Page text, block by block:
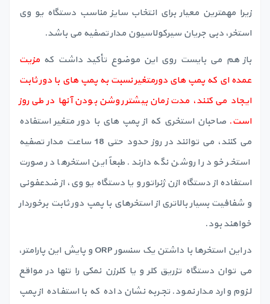
زیرا مهمترین معیار برای انتخاب سایز مناسب دستگاه یو وی
استخر، دبی جریان سیرکولاسیون مدار تصفیه می باشد.
باز هم می بایست روی این موضوع تأکید داشت که مزیت
عمده ای که پمپ های دورمتغیر نسبت به پمپ های با دور ثابت
ایجاد می کنند، مدت زمان بیشتر روشن بودن آنها در طی روز
است. صاحبان استخری که از پمپ های با دور متغیر استفاده
می کنند، می توانند در روز حدود حتی 18 ساعت مدار تصفیه
استخر خود را روشن نگه دارند. طبعاً این استخرها در صورت
استفاده از دستگاه ازن ژنراتور و یا دستگاه یو وی، از ضدعفونی
و شفافیت بسیار بالاتری از استخرهای با پمپ دور ثابت برخوردار
خواهند بود.
در این استخرها با داشتن یک سنسور ORP و پایش این پارامتر،
می توان دستگاه تزریق کلر و یا کلرزن نمکی را تنها در مواقع
لزوم وارد مدار نمود. تجربه نشان داده که با استفاده از پمپ